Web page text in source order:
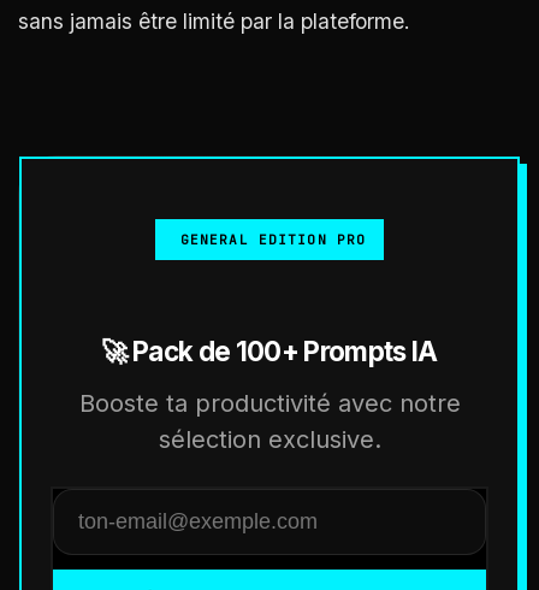
sans jamais être limité par la plateforme.
GENERAL EDITION PRO
🚀 Pack de 100+ Prompts IA
Booste ta productivité avec notre
sélection exclusive.